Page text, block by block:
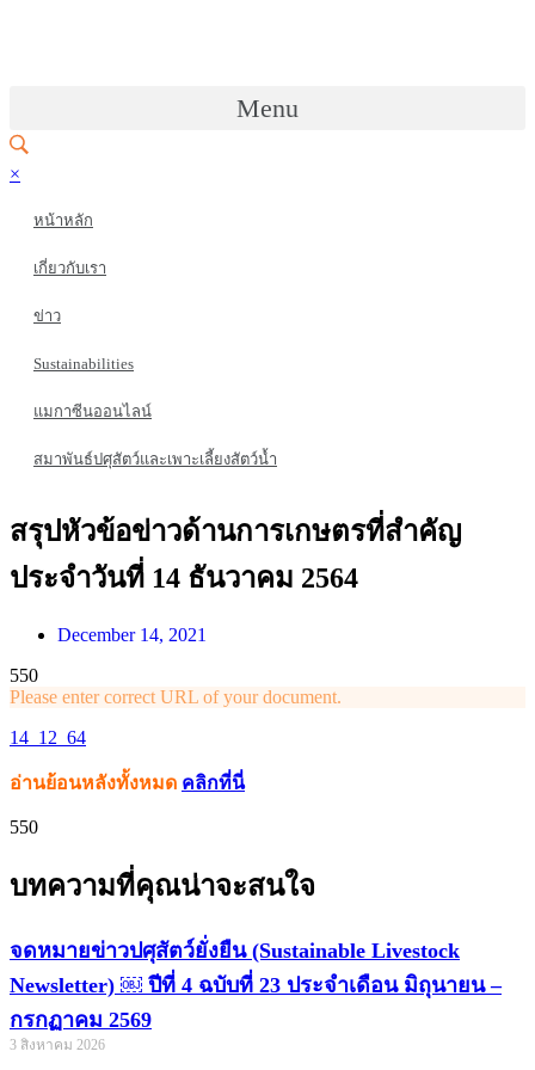
Menu
×
หน้าหลัก
เกี่ยวกับเรา
ข่าว
Sustainabilities
แมกาซีนออนไลน์
สมาพันธ์ปศุสัตว์และเพาะเลี้ยงสัตว์น้ำ
สรุปหัวข้อข่าวด้านการเกษตรที่สำคัญ
ประจำวันที่ 14 ธันวาคม 2564
December 14, 2021
550
Please enter correct URL of your document.
14_12_64
อ่านย้อนหลังทั้งหมด คลิกที่นี่
550
บทความที่คุณน่าจะสนใจ
จดหมายข่าวปศุสัตว์ยั่งยืน (Sustainable Livestock
Newsletter) ￼ ปีที่ 4 ฉบับที่ 23 ประจำเดือน มิถุนายน –
กรกฏาคม 2569
3 สิงหาคม 2026